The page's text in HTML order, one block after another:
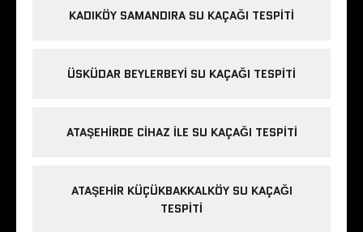
KADIKÖY SAMANDIRA SU KAÇAĞI TESPITI
ÜSKÜDAR BEYLERBEYI SU KAÇAĞI TESPITI
ATAŞEHIRDE CIHAZ ILE SU KAÇAĞI TESPITI
ATAŞEHIR KÜÇÜKBAKKALKÖY SU KAÇAĞI
TESPITI